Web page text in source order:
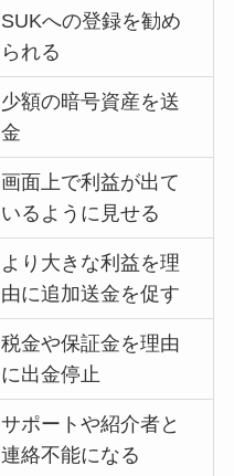
SUKへの登録を勧め
られる
少額の暗号資産を送
金
画面上で利益が出て
いるように見せる
より大きな利益を理
由に追加送金を促す
税金や保証金を理由
に出金停止
サポートや紹介者と
連絡不能になる